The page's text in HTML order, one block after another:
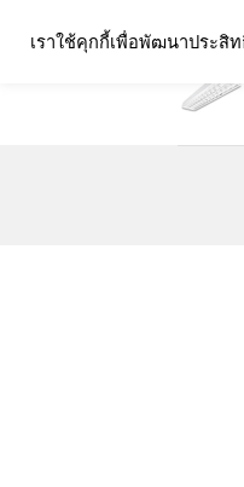
เราใช้คุกกี้เพื่อพัฒนาประสิ